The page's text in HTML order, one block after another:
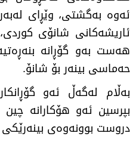
ئەوە بەگشتی، وێڕای
ئاریشەكانی شانۆی
هەست بەو گۆڕانە
حەماسی بینەر بۆ شانۆ.
بەڵام لەگەڵ ئەو
بپرسین ئەو هۆكارانە
دروست بوونەوەی